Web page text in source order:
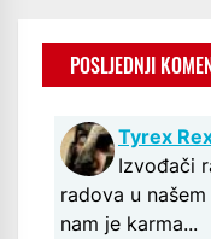
POSLJEDNJI
Tyrex
Izvođači
radova u
nam je karma...